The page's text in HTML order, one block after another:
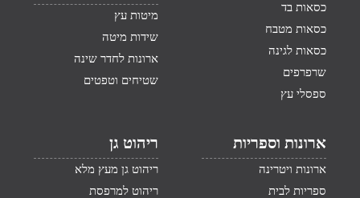
כסאות בד
כסאות מטבח
כסאות לגינה
שרפרפים
ספסלי עץ
מיטות עץ
שידות מיטה
ארונות לחדר שינה
שטיחים וטפטים
ארונות וספריות
ארונות ויטרינה
ספריות לבית
ריהוט גן
ריהוט גן מעץ מלא
ריהוט למרפסת